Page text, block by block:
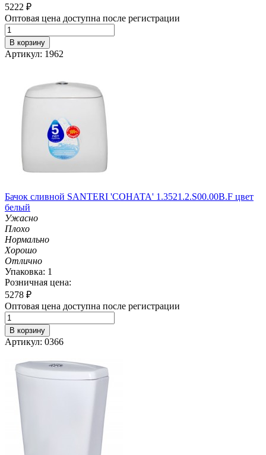
5222 ₽
Оптовая цена доступна после регистрации
В корзину
Артикул: 1962
Бачок сливной SANTERI 'СОНАТА' 1.3521.2.S00.00B.F цвет
белый
Ужасно
Плохо
Нормально
Хорошо
Отлично
Упаковка: 1
Розничная цена:
5278 ₽
Оптовая цена доступна после регистрации
В корзину
Артикул: 0366